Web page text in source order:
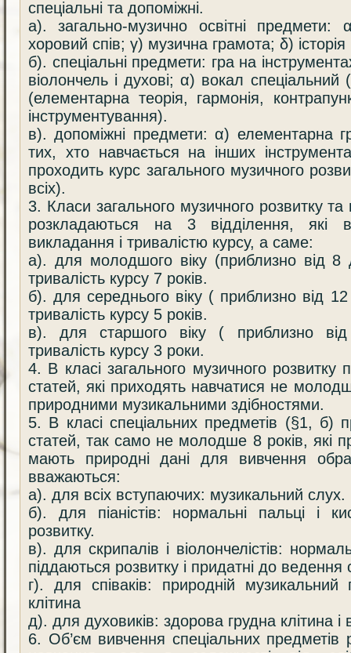
спеціальні та допоміжні.
а). загально-музично освітні
хоровий спів; γ) музична грамота; δ)
б). спеціальні предмети: гра на
віолончель і духові; α) вокал спеціальний
(елементарна теорія, гармонія,
інструментування).
в). допоміжні предмети: α) елементарна
тих, хто навчається на інших
проходить курс загального музичного
всіх).
3. Класи загального музичного розвитку
розкладаються на 3 відділення, які
викладання і тривалістю курсу, а саме:
а). для молодшого віку (приблизно від 8
тривалість курсу 7 років.
б). для середнього віку ( приблизно від
тривалість курсу 5 років.
в). для старшого віку ( приблизно
тривалість курсу 3 роки.
4. В класі загального музичного
статей, які приходять навчатися не
природними музикальними здібностями.
5. В класі спеціальних предметів (§1, б)
статей, так само не молодше 8 років, які
мають природні дані для вивчення
вважаються:
а). для всіх вступаючих: музикальний слух.
б). для піаністів: нормальні пальці і
розвитку.
в). для скрипалів і віолончелістів:
піддаються розвитку і придатні до
г). для співаків: природній музикальний
клітина
д). для духовиків: здорова грудна клітина і
6. Об’єм вивчення спеціальних предметів